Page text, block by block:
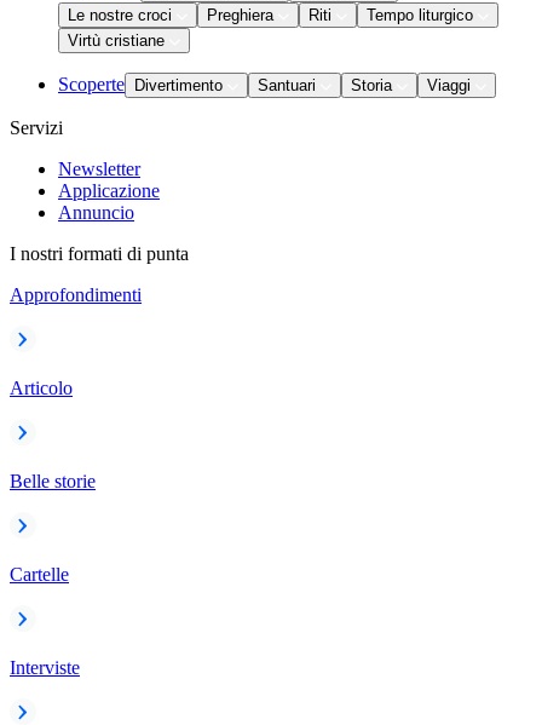
Le nostre croci
Preghiera Riti
Tempo liturgico
Virtù cristiane
Scoperte Divertimento Santuari Storia Viaggi
Servizi
Newsletter
Applicazione
Annuncio
I nostri formati di punta
Approfondimenti
Articolo
Belle storie
Cartelle
Interviste